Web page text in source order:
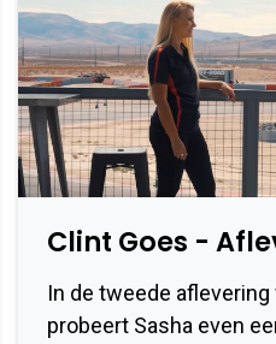
Clint Goes -
In de tweede aflevering
probeert Sasha even